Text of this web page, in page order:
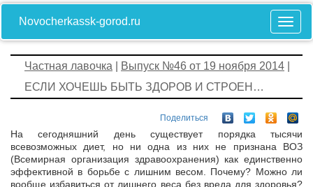
Novocherkassk-gorod.ru
Частная лавочка Выпуск №46 от 19 ноября 2014
ЕСЛИ ХОЧЕШЬ БЫТЬ ЗДОРОВ И СТРОЕН…
Поделиться
На сегодняшний день существует порядка тысячи
всевозможных диет, но ни одна из них не признана ВОЗ
(Всемирная организация здравоохранения) как единственно
эффективной в борьбе с лишним весом. Почему? Можно ли
вообще избавиться от лишнего веса без вреда для здоровья?